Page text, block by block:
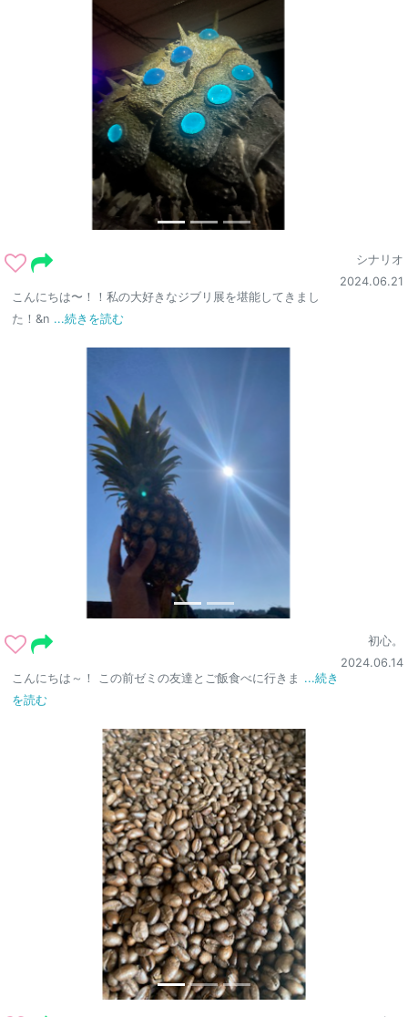
シナリオ
2024.06.21
こんにちは〜！！私の大好きなジブリ展を堪能してきまし
た！&n ...続きを読む
初心。
2024.06.14
こんにちは～！ この前ゼミの友達とご飯食べに行きま ...続き
を読む